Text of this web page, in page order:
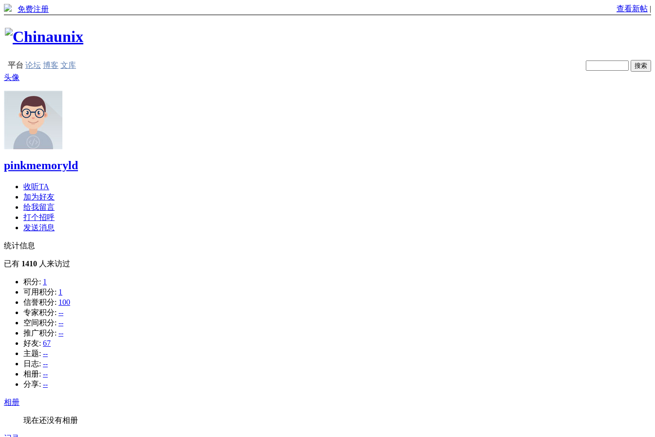
免费注册 查看新帖 |
平台 论坛 博客 文库
头像
pinkmemoryld
收听TA
加为好友
给我留言
打个招呼
发送消息
统计信息
已有 1410 人来访过
积分: 1
可用积分: 1
信誉积分: 100
专家积分: --
空间积分: --
推广积分: --
好友: 67
主题: --
日志: --
相册: --
分享: --
相册
现在还没有相册